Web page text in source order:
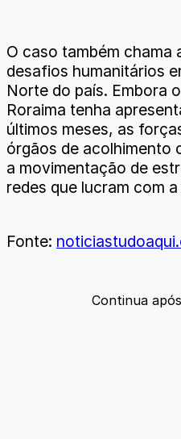
O caso também chama
desafios humanitários
Norte do país. Embora
Roraima tenha
últimos meses, as
órgãos de acolhimento
a movimentação de
redes que lucram com
Fonte:
Continua